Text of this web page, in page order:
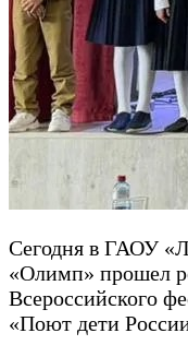
Сегодня в ГАОУ
«Олимп» прошел
Всероссийского
«Поют дети